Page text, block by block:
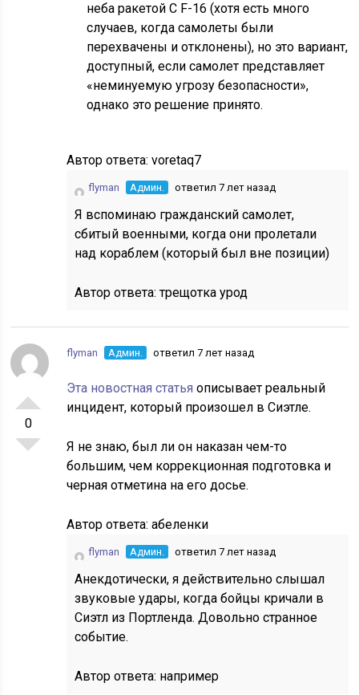
неба ракетой С F-16 (хотя есть много
случаев, когда самолеты были
перехвачены и отклонены), но это вариант,
доступный, если самолет представляет
«неминуемую угрозу безопасности»,
однако это решение принято.
Автор ответа:voretaq7
flyman Админ. ответил 7 лет назад
Я вспоминаю гражданский самолет,
сбитый военными, когда они пролетали
над кораблем (который был вне позиции)
Автор ответа:трещотка урод
0
flyman Админ. ответил 7 лет назад
Эта новостная статьяописывает реальный
инцидент, который произошел в Сиэтле.
Я не знаю, был ли он наказан чем-то
большим, чем коррекционная подготовка и
черная отметина на его досье.
Автор ответа:абеленки
flyman Админ. ответил 7 лет назад
Анекдотически, я действительно слышал
звуковые удары, когда бойцы кричали в
Сиэтл из Портленда. Довольно странное
событие.
Автор ответа: например